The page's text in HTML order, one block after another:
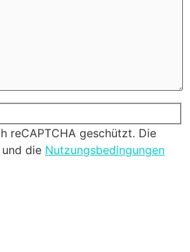
reCAPTCHA geschützt. Die
und die Nutzungsbedingungen